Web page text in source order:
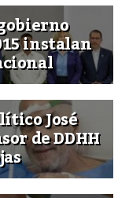
instalan
José
de DDHH